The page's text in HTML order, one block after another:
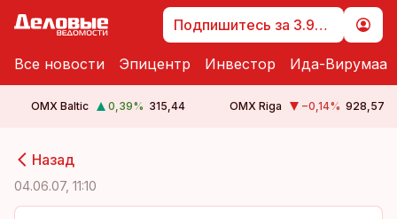
Подпишитесь за 3.99 €
Все новости Эпицентр Инвестор Ида-Вирумаа
OMX Baltic 0,39% 315,44 OMX Riga −0,14% 928,57
Назад
04.06.07, 11:10